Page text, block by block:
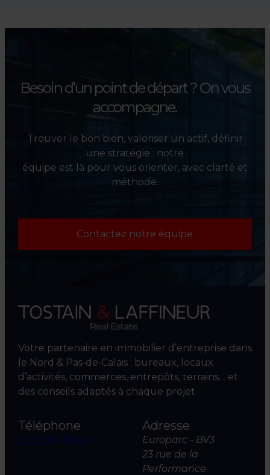
l’évaluation et la valorisation
Besoin d’un point de départ ?On vous
accompagne.
Trouver le bon bien, valoriser un actif, définir
une stratégie : notre
équipe est là pour vous orienter, avec clarté et
méthode.
Contactez notre équipe
Votre partenaire en immobilier d’entreprise dans
le Nord & Pas‑de‑Calais : bureaux, locaux
d’activités, commerces, entrepôts, terrains… et
des conseils adaptés à chaque projet.
Téléphone
03 20 04 06 00
Adresse
Europarc - BV3
23 rue de la
Performance